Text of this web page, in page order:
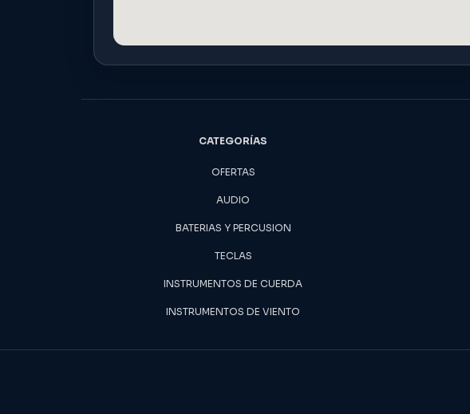
CATEGORÍAS
OFERTAS
AUDIO
BATERIAS Y PERCUSION
TECLAS
INSTRUMENTOS DE CUERDA
INSTRUMENTOS DE VIENTO